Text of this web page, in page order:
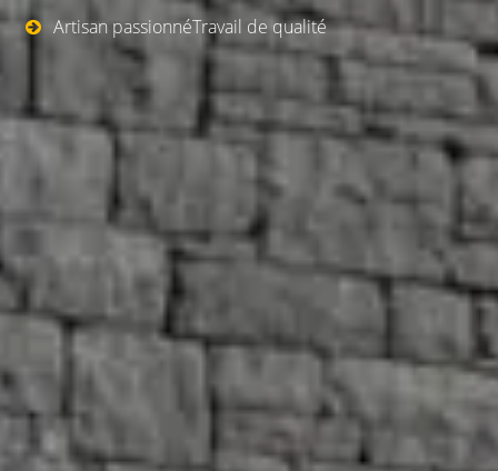
Artisan passionnéTravail de qualité